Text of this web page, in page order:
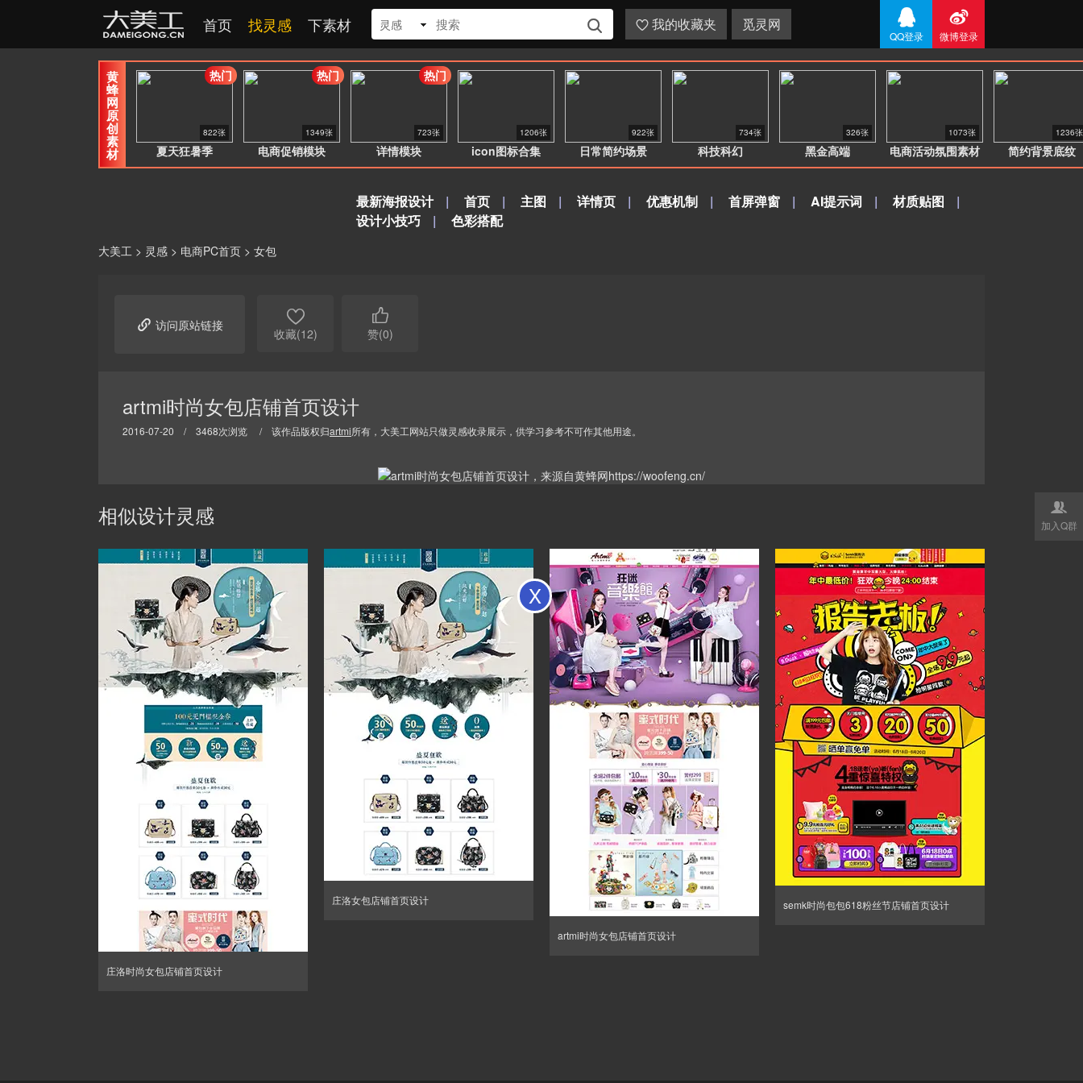
首页 找灵感 下素材 灵感   我的收藏夹 觅灵网 
QQ登录

微博登录
黄
蜂
网
原
创
素
材 夏天狂暑季
822张
热门
电商促销模块
1349张
热门
详情模块
723张
热门
icon图标合集
1206张
日常简约场景
922张
科技科幻
734张
黑金高端
326张
电商活动氛围素材
1073张
简约背景底纹
1236张
最新海报设计 | 首页 | 主图 | 详情页 | 优惠机制 | 首屏弹窗 | AI提示词 | 材质贴图
|
设计小技巧
| 色彩搭配
大美工 > 灵感 > 电商PC首页 > 女包
 访问原站链接 
收藏(12)

赞(0)
artmi时尚女包店铺首页设计
2016-07-20 / 3468次浏览 / 该作品版权归artmi所有，大美工网站只做灵感收录展示，供学习参考不可作其他用途。
相似设计灵感
庄洛时尚女包店铺首页设计
庄洛女包店铺首页设计
artmi时尚女包店铺首页设计
semk时尚包包618粉丝节店铺首页设计

加入Q群
X